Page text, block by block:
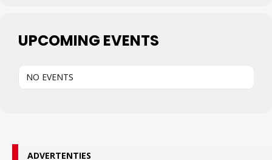
UPCOMING EVENTS
NO EVENTS
ADVERTENTIES